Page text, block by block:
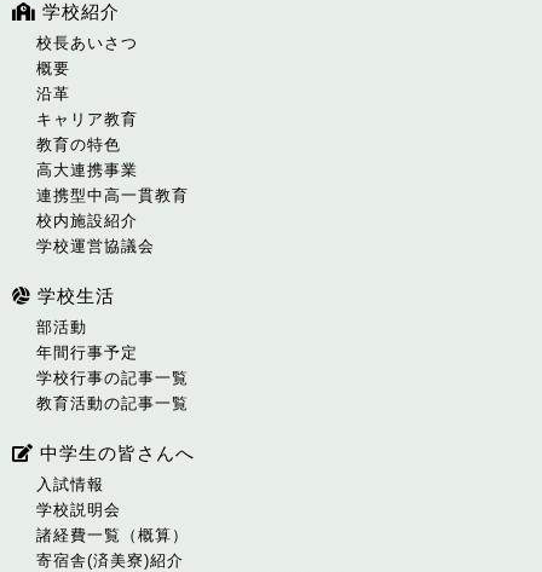
学校紹介
校長あいさつ
概要
沿革
キャリア教育
教育の特色
高大連携事業
連携型中高一貫教育
校内施設紹介
学校運営協議会
学校生活
部活動
年間行事予定
学校行事の記事一覧
教育活動の記事一覧
中学生の皆さんへ
入試情報
学校説明会
諸経費一覧（概算）
寄宿舎(済美寮)紹介